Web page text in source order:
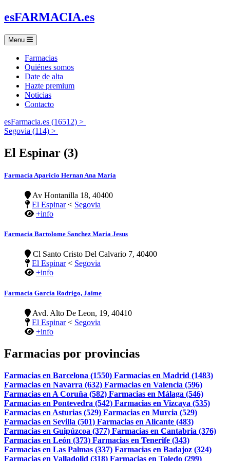
esFARMACIA.es
Menu
Farmacias
Quiénes somos
Date de alta
Hazte premium
Noticias
Contacto
esFarmacia.es (16512) >
Segovia (114) >
El Espinar (3)
Farmacia Aparicio Hernan Ana Maria
Av Hontanilla 18, 40400
El Espinar< Segovia
+info
Farmacia Bartolome Sanchez Maria Jesus
Cl Santo Cristo Del Calvario 7, 40400
El Espinar< Segovia
+info
Farmacia Garcia Rodrigo, Jaime
Avd. Alto De Leon, 19, 40410
El Espinar< Segovia
+info
Farmacias por provincias
Farmacias en Barcelona (1550) Farmacias en Madrid (1483)
Farmacias en Navarra (632) Farmacias en Valencia (596)
Farmacias en A Coruña (582) Farmacias en Málaga (546)
Farmacias en Pontevedra (542) Farmacias en Vizcaya (535)
Farmacias en Asturias (529) Farmacias en Murcia (529)
Farmacias en Sevilla (501) Farmacias en Alicante (483)
Farmacias en Guipúzcoa (377) Farmacias en Cantabria (376)
Farmacias en León (373) Farmacias en Tenerife (343)
Farmacias en Las Palmas (337) Farmacias en Badajoz (324)
Farmacias en Valladolid (318) Farmacias en Toledo (299)